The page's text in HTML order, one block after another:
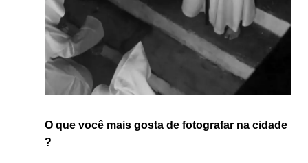
O que você mais gosta de fotografar na cidade
?